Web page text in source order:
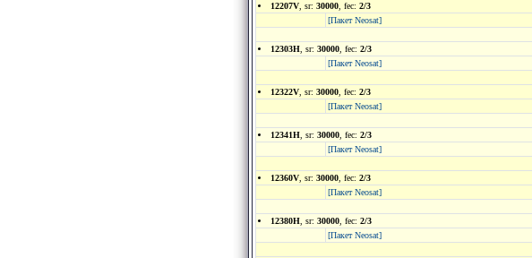
12207V , sr: 30000 , fec: 2/3
[Пакет Neosat]
12303H , sr: 30000 , fec: 2/3
[Пакет Neosat]
12322V , sr: 30000 , fec: 2/3
[Пакет Neosat]
12341H , sr: 30000 , fec: 2/3
[Пакет Neosat]
12360V , sr: 30000 , fec: 2/3
[Пакет Neosat]
12380H , sr: 30000 , fec: 2/3
[Пакет Neosat]